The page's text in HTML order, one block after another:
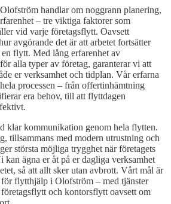
handlar om noggrann planering,
– tre viktiga faktorer som
vid varje företagsflytt. Oavsett
avgörande det är att arbetet fortsätter
flytt. Med lång erfarenhet av
alla typer av företag, garanterar vi att
er verksamhet och tidplan. Vår erfarna
processen – från offertinhämtning
era behov, till att flyttdagen
klar kommunikation genom hela flytten.
tillsammans med modern utrustning och
största möjliga trygghet när företagets
ägna er åt på er dagliga verksamhet
så att allt sker utan avbrott. Vårt mål är
flytthjälp i Olofström – med tjänster
och kontorsflytt oavsett om